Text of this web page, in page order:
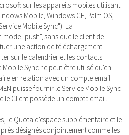
sur les appareils mobiles utilisant
Mobile, Windows CE, Palm OS,
Mobile Sync"). La
"push", sans que le client de
une action de téléchargement
sur le calendrier et les contacts
Mobile Sync ne peut être utilisé qu'en
en relation avec un compte email.
puisse fournir le Service Mobile Sync
le Client possède un compte email.
le Quota d'espace supplémentaire et le
désignés conjointement comme les